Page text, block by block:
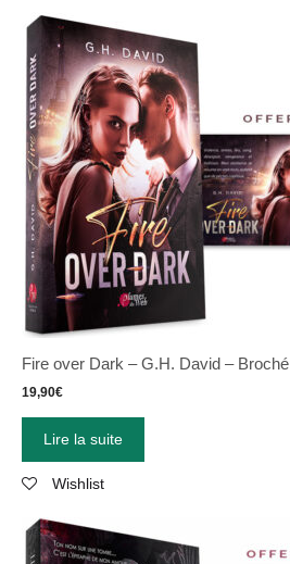
Fire over Dark – G.H. David – Broché
19,90€
Lire la suite
Wishlist